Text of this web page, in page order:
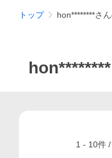
トップ hon********さ
1 - 10件 /